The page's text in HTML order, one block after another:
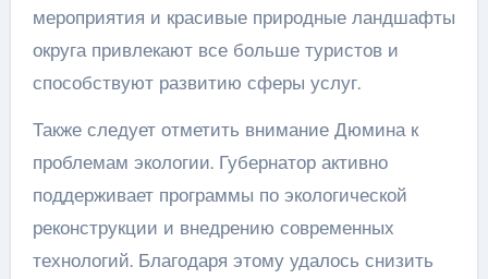
мероприятия и красивые природные ландшафты
округа привлекают все больше туристов и
способствуют развитию сферы услуг.
Также следует отметить внимание Дюмина к
проблемам экологии. Губернатор активно
поддерживает программы по экологической
реконструкции и внедрению современных
технологий. Благодаря этому удалось снизить